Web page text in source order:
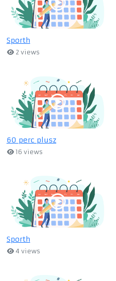
Sporth
2 views
60 perc plusz
16 views
Sporth
4 views